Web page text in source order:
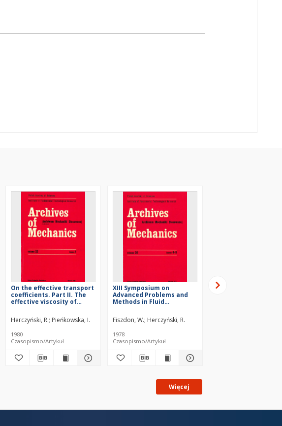
On the effective transport
coefficients. Part II. The
effective viscosity of
Herczyński, R. Pieńkowska, I.
1980
Czasopismo/Artykuł
XIII Symposium on
Advanced Problems and
Methods in Fluid
Fiszdon, W. Herczyński, R.
1978
Czasopismo/Artykuł
Settling velocity of
Więcej